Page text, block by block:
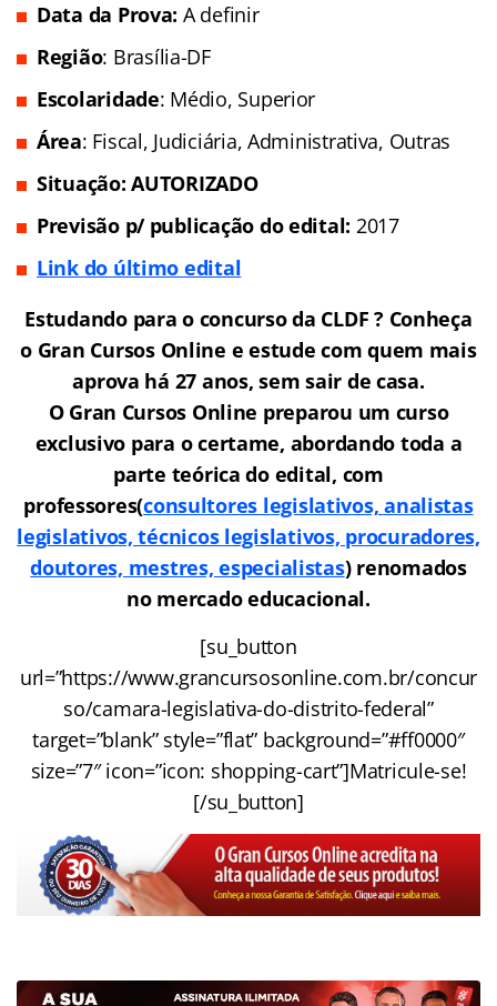
Data da Prova: A definir
Região: Brasília-DF
Escolaridade: Médio, Superior
Área: Fiscal, Judiciária, Administrativa, Outras
Situação: AUTORIZADO
Previsão p/ publicação do edital: 2017
Link do último edital
Estudando para o concurso da CLDF ? Conheça
o Gran Cursos Online e estude com quem mais
aprova há 27 anos, sem sair de casa.
O Gran Cursos Online preparou um curso
exclusivo para o certame, abordando toda a
parte teórica do edital, com
professores(consultores legislativos, analistas
legislativos, técnicos legislativos, procuradores,
doutores, mestres, especialistas) renomados
no mercado educacional.
[su_button
url=”https://www.grancursosonline.com.br/concur
so/camara-legislativa-do-distrito-federal”
target=”blank” style=”flat” background=”#ff0000″
size=”7″ icon=”icon: shopping-cart”]Matricule-se!
[/su_button]